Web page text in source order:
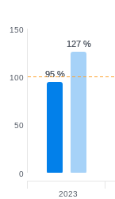
95 %
95 %
127 %
127 %
0
50
100
150
2023